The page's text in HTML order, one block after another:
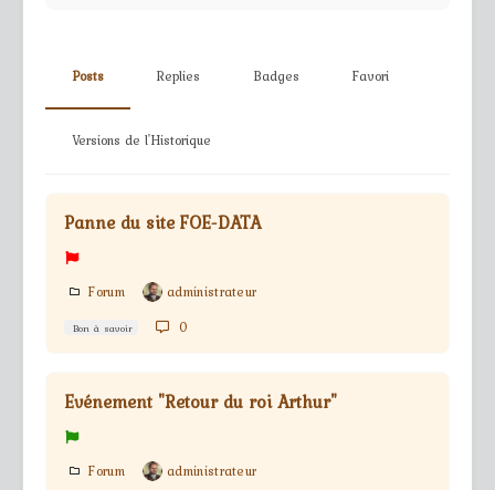
Posts Replies Badges Favori
Versions de l'Historique
Panne du site FOE-DATA
Forum administrateur
Bon à savoir 0
Evénement "Retour du roi Arthur"
Forum administrateur